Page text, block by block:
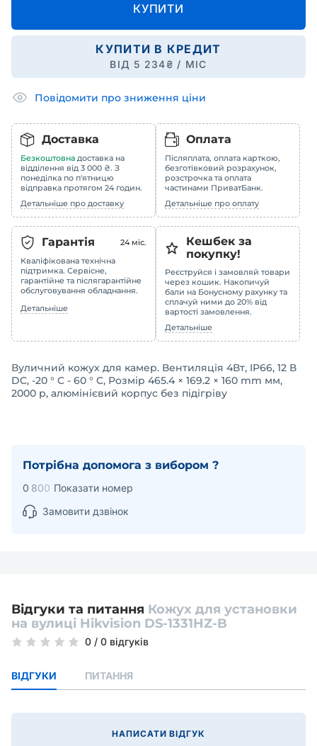
КУПИТИ
КУПИТИ В КРЕДИТ
ВІД 5 234₴ / МІС
Повідомити про зниження ціни
Доставка
Безкоштовна доставка на
відділення від 3 000 ₴. З
понеділка по п'ятницю
відправка протягом 24 годин.
Детальніше про доставку
Оплата
Післяплата, оплата карткою,
безготівковий розрахунок,
розстрочка та оплата
частинами ПриватБанк.
Детальніше про оплату
Гарантія 24 міс.
Кваліфікована технічна
підтримка. Сервісне,
гарантійне та післягарантійне
обслуговування обладнання.
Детальніше
Кешбек за
покупку!
Реєструйся і замовляй товари
через кошик. Накопичуй
бали на Бонусному рахунку та
сплачуй ними до 20% від
вартості замовлення.
Детальніше
Вуличний кожух для камер. Вентиляція 4Вт, IP66, 12 В
DC, -20 ° C - 60 ° C, Розмір 465.4 × 169.2 × 160 mm мм,
2000 р, алюмінієвий корпус без підігріву
Потрібна допомога з вибором ?
0 800 Показати номер
Замовити дзвінок
Відгуки та питання Кожух для установки
на вулиці Hikvision DS-1331HZ-B
0 / 0 відгуків
ВІДГУКИ ПИТАННЯ
НАПИСАТИ ВІДГУК